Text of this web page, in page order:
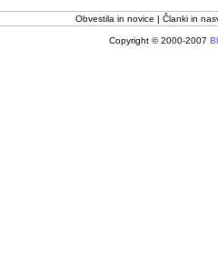
Obvestila in novice Članki in
Copyright © 2000-2007